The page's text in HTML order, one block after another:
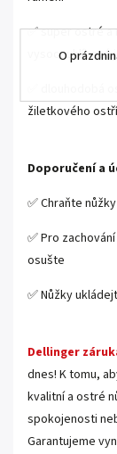
O
✅ super ostré
vysoceuhlíkové
žiletkového ostří
Doporučení a
✅ Chraňte
✅ Pro
osušte
✅ Nůžky
Dellinger
dnes! K tomu,
kvalitní a ostré
spokojenosti
Garantujeme